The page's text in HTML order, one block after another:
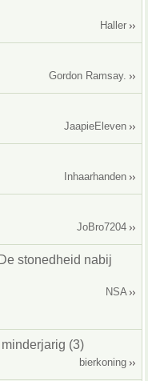
Haller
Gordon Ramsay.
JaapieEleven
Inhaarhanden
JoBro7204
stonedheid nabij
NSA
(3)
bierkoning